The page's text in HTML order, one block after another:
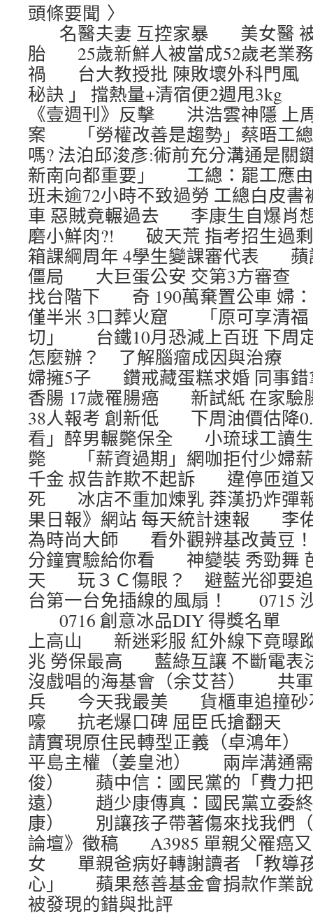
頭條要聞 〉
名醫夫妻 互控家暴 美女醫 被
胎 25歲新鮮人被當成52歲老業
禍 台大教授批 陳敗壞外科門
秘訣 」 擋熱量+清宿便2週甩3kg
《壹週刊》反擊 洪浩雲神隱 上
案 「勞權改善是趨勢」蔡晤工
嗎? 法泊邱浚彥:術前充分溝通是
新南向都重要」 工總：罷工應
班未逾72小時不致過勞 工總白皮
車 惡賊竟輾過去 李康生自爆肖
磨小鮮肉?! 破天荒 指考招生過
箱課綱周年 4學生變課審代表 蘋
僵局 大巨蛋公安 交第3方審查
找台階下 奇 190萬棄置公車 婦
僅半米 3口葬火窟 「原可享清福
切」 台鐵10月恐減上百班 下
怎麼辦？ 了解腦瘤成因與治療
婦擁5子 鑽戒藏蛋糕求婚 同事
香腸 17歲罹腸癌 新試紙 在家
38人報考 創新低 下周油價估
看」醉男輾斃保全 小琉球工讀生
斃 「薪資過期」網咖拒付少婦
千金 叔告詐欺不起訴 違停匝道
死 冰店不重加煉乳 莽漢扔炸
果日報》網站 每天統計速報 李
為時尚大師 看外觀辨基改黃豆！
分鐘實驗給你看 神變裝 秀勁舞
天 玩３Ｃ傷眼？ 避藍光卻要
台第一台免插線的風扇！ 0715
0716 創意冰品DIY 得獎名單
上高山 新迷彩服 紅外線下竟
兆 勞保最高 藍綠互讓 不斷電
沒戲唱的海基會（余艾苔） 共軍
兵 今天我最美 貨櫃車追撞砂
嚎 抗老爆口碑 屈臣氏搶翻天
請實現原住民轉型正義（卓鴻年
平島主權（姜皇池） 兩岸溝通需
俊） 蘋中信：國民黨的「費力
遠） 趙少康傳真：國民黨立委終
康） 別讓孩子帶著傷來找我們
論壇》徵稿 A3985 單親父罹癌又
女 單親爸病好轉謝讀者 「教導
心」 蘋果慈善基金會捐款作業
被發現的錯與批評